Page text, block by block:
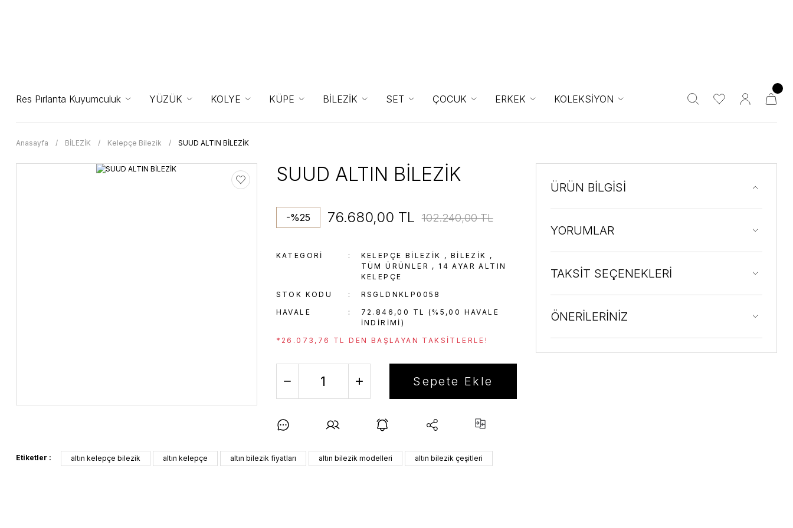
Res Pırlanta Kuyumculuk YÜZÜK KOLYE KÜPE BİLEZİK SET ÇOCUK ERKEK KOLEKSİYON
Anasayfa BİLEZİK Kelepçe Bilezik SUUD ALTIN BİLEZİK
SUUD ALTIN BİLEZİK
-%25 76.680,00 TL 102.240,00 TL
KATEGORI KELEPÇE BILEZIK , BİLEZİK ,
TÜM ÜRÜNLER , 14 AYAR ALTIN
KELEPÇE
STOK KODU
RSGLDNKLP0058
HAVALE
72.846,00 TL (%5,00 HAVALE
INDIRIMI)
*26.073,76 TL DEN BAŞLAYAN TAKSITLERLE!
Sepete Ekle
ÜRÜN BİLGİSİ
YORUMLAR
TAKSİT SEÇENEKLERİ
ÖNERİLERİNİZ
Etiketler : altın kelepçe bilezik altın kelepçe altın bilezik fiyatları altın bilezik modelleri altın bilezik çeşitleri